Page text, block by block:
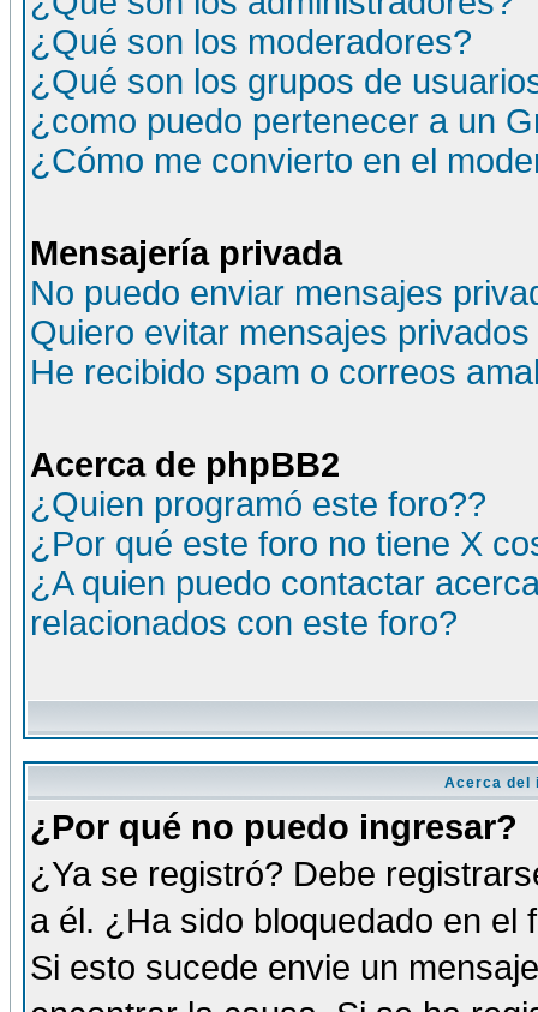
¿Qué son los moderadores?
¿Qué son los grupos de
¿como puedo pertenecer a un
¿Cómo me convierto en el
Mensajería privada
No puedo enviar mensajes
Quiero evitar mensajes
He recibido spam o correos
Acerca de phpBB2
¿Quien programó este foro??
¿Por qué este foro no tiene X
¿A quien puedo contactar
relacionados con este foro?
Acerca del
¿Por qué no puedo ingresar?
¿Ya se registró? Debe
a él. ¿Ha sido bloquedado en
Si esto sucede envie un